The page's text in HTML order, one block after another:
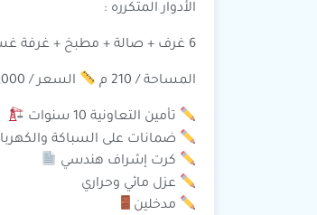
الأدوار المتكرره :
6 غرف + صالة + مطبخ + غرفة غسيل + غرفة عاملة + 3 دورات مياه
المساحة / 210 م السعر / 690,000
تأمين التعاونية 10 سنوات
ضمانات على السباكة والكهربا 2 سنة
كرت إشراف هندسي
عزل مائي وحراري
مدخلين